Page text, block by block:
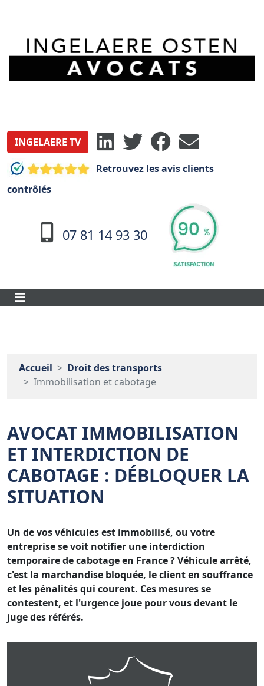
INGELAERE TV
Retrouvez les avis clients
contrôlés
07 81 14 93 30
Accueil
Droit des transports
Immobilisation et cabotage
AVOCAT IMMOBILISATION
ET INTERDICTION DE
CABOTAGE : DÉBLOQUER LA
SITUATION
Un de vos véhicules est immobilisé, ou votre
entreprise se voit notifier une interdiction
temporaire de cabotage en France ? Véhicule arrêté,
c'est la marchandise bloquée, le client en souffrance
et les pénalités qui courent. Ces mesures se
contestent, et l'urgence joue pour vous devant le
juge des référés.